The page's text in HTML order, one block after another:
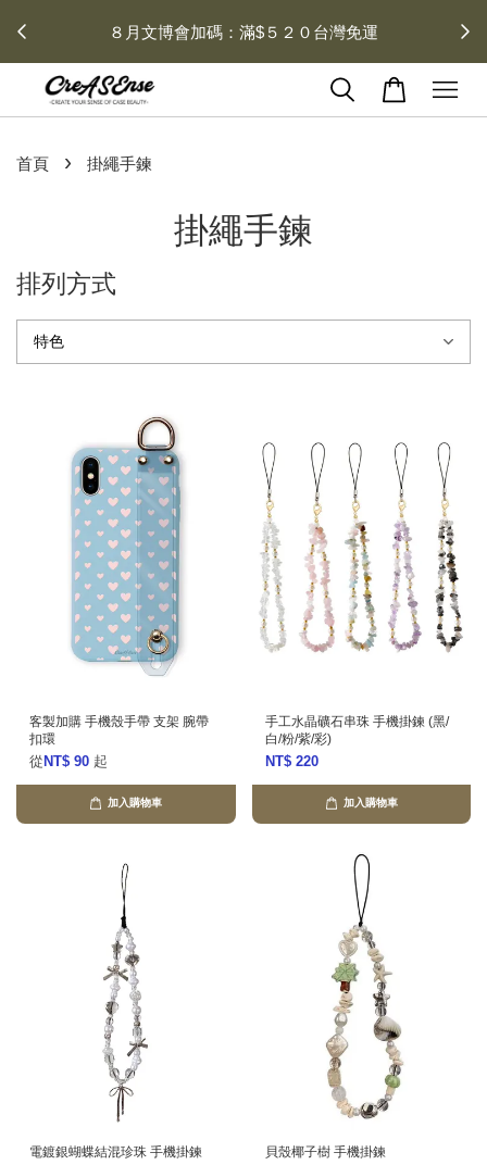
８月文博會加碼：滿$５２０台灣免運
首頁 › 掛繩手鍊
掛繩手鍊
排列方式
客製加購 手機殼手帶 支架 腕帶
扣環
從 NT$ 90 起
加入購物車
手工水晶礦石串珠 手機掛鍊 (黑/
白/粉/紫/彩)
NT$ 220
加入購物車
電鍍銀蝴蝶結混珍珠 手機掛鍊 貝殼椰子樹 手機掛鍊